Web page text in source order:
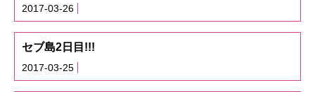
2017-03-26
セブ島2日目!!!
2017-03-25